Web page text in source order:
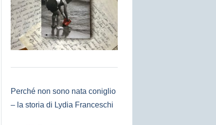
Perché non sono nata coniglio
– la storia di Lydia Franceschi